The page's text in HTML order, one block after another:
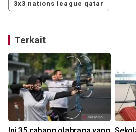
3x3 nations league qatar
Terkait